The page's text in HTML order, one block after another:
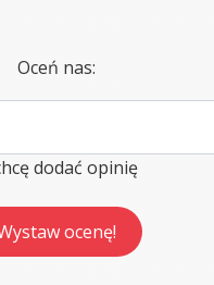
Oceń nas:
dodać opinię